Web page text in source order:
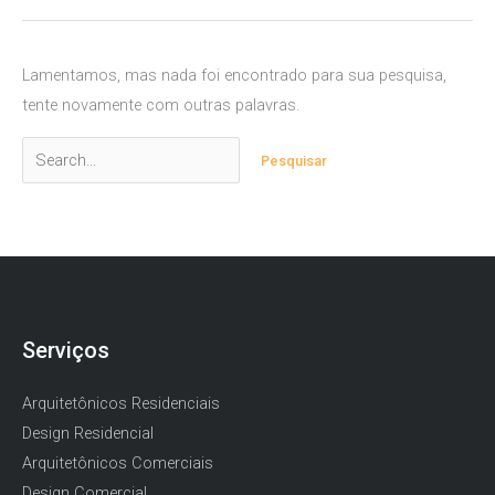
Lamentamos, mas nada foi encontrado para sua pesquisa,
tente novamente com outras palavras.
Pesquisar
por:
Serviços
Arquitetônicos Residenciais
Design Residencial
Arquitetônicos Comerciais